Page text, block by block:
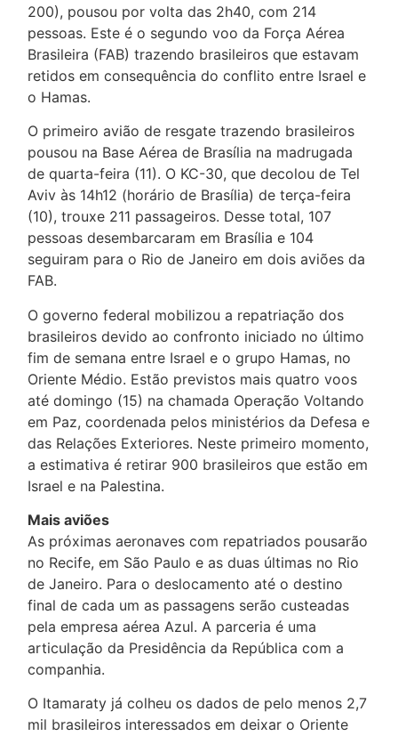
200), pousou por volta das 2h40, com 214
pessoas. Este é o segundo voo da Força Aérea
Brasileira (FAB) trazendo brasileiros que estavam
retidos em consequência do conflito entre Israel e
o Hamas.
O primeiro avião de resgate trazendo brasileiros
pousou na Base Aérea de Brasília na madrugada
de quarta-feira (11). O KC-30, que decolou de Tel
Aviv às 14h12 (horário de Brasília) de terça-feira
(10), trouxe 211 passageiros. Desse total, 107
pessoas desembarcaram em Brasília e 104
seguiram para o Rio de Janeiro em dois aviões da
FAB.
O governo federal mobilizou a repatriação dos
brasileiros devido ao confronto iniciado no último
fim de semana entre Israel e o grupo Hamas, no
Oriente Médio. Estão previstos mais quatro voos
até domingo (15) na chamada Operação Voltando
em Paz, coordenada pelos ministérios da Defesa e
das Relações Exteriores. Neste primeiro momento,
a estimativa é retirar 900 brasileiros que estão em
Israel e na Palestina.
Mais aviões
As próximas aeronaves com repatriados pousarão
no Recife, em São Paulo e as duas últimas no Rio
de Janeiro. Para o deslocamento até o destino
final de cada um as passagens serão custeadas
pela empresa aérea Azul. A parceria é uma
articulação da Presidência da República com a
companhia.
O Itamaraty já colheu os dados de pelo menos 2,7
mil brasileiros interessados em deixar o Oriente